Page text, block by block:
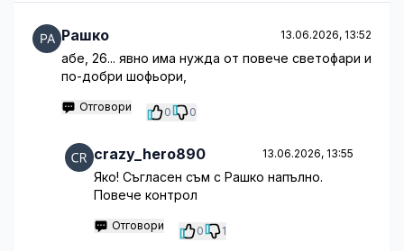
Рашко 13.06.2026, 13:52
абе, 26... явно има нужда от повече светофари и
по-добри шофьори,
Отговори 0 0
crazy_hero890 13.06.2026, 13:55
Яко! Съгласен съм с Рашко напълно.
Повече контрол
Отговори 0 1